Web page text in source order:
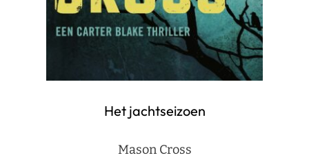
Het jachtseizoen
Mason Cross